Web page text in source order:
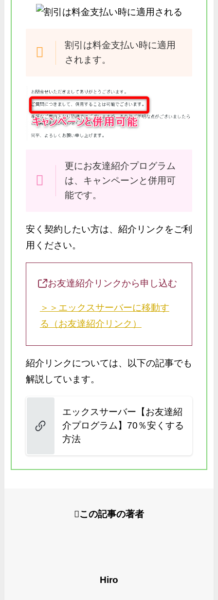
割引は料金支払い時に適用
されます。
更にお友達紹介プログラム
は、キャンペーンと併用可
能です。
安く契約したい方は、紹介リンクをご利
用ください。
お友達紹介リンクから申し込む
＞＞エックスサーバーに移動す
る（お友達紹介リンク）
紹介リンクについては、以下の記事でも
解説しています。
エックスサーバー【お友達紹
介プログラム】70％安くする
方法
この記事の著者
Hiro